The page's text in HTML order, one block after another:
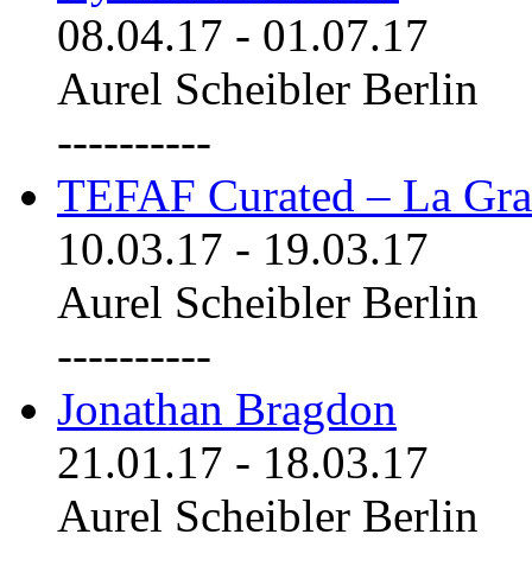
08.04.17 - 01.07.17
Aurel Scheibler Berlin
----------
TEFAF Curated – La
10.03.17 - 19.03.17
Aurel Scheibler Berlin
----------
Jonathan Bragdon
21.01.17 - 18.03.17
Aurel Scheibler Berlin